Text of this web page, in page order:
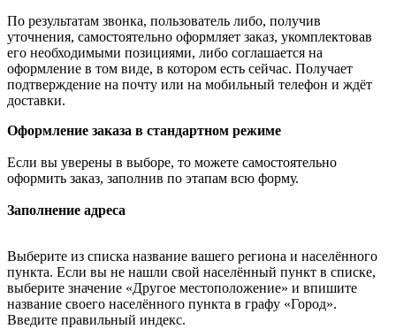
По результатам звонка, пользователь либо, получив
уточнения, самостоятельно оформляет заказ, укомплектовав
его необходимыми позициями, либо соглашается на
оформление в том виде, в котором есть сейчас. Получает
подтверждение на почту или на мобильный телефон и ждёт
доставки.
Оформление заказа в стандартном режиме
Если вы уверены в выборе, то можете самостоятельно
оформить заказ, заполнив по этапам всю форму.
Заполнение адреса
Выберите из списка название вашего региона и населённого
пункта. Если вы не нашли свой населённый пункт в списке,
выберите значение «Другое местоположение» и впишите
название своего населённого пункта в графу «Город».
Введите правильный индекс.